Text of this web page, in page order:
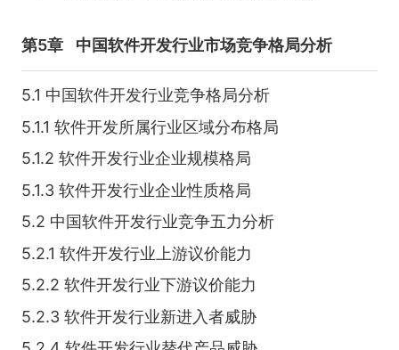
第5章 中国软件开发行业市场竞争格局分析
5.1 中国软件开发行业竞争格局分析
5.1.1 软件开发所属行业区域分布格局
5.1.2 软件开发行业企业规模格局
5.1.3 软件开发行业企业性质格局
5.2 中国软件开发行业竞争五力分析
5.2.1 软件开发行业上游议价能力
5.2.2 软件开发行业下游议价能力
5.2.3 软件开发行业新进入者威胁